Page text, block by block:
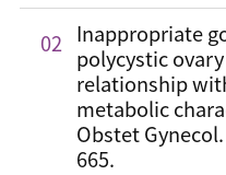
02 Inappropriate
polycystic
relationship
metabolic
Obstet
665.